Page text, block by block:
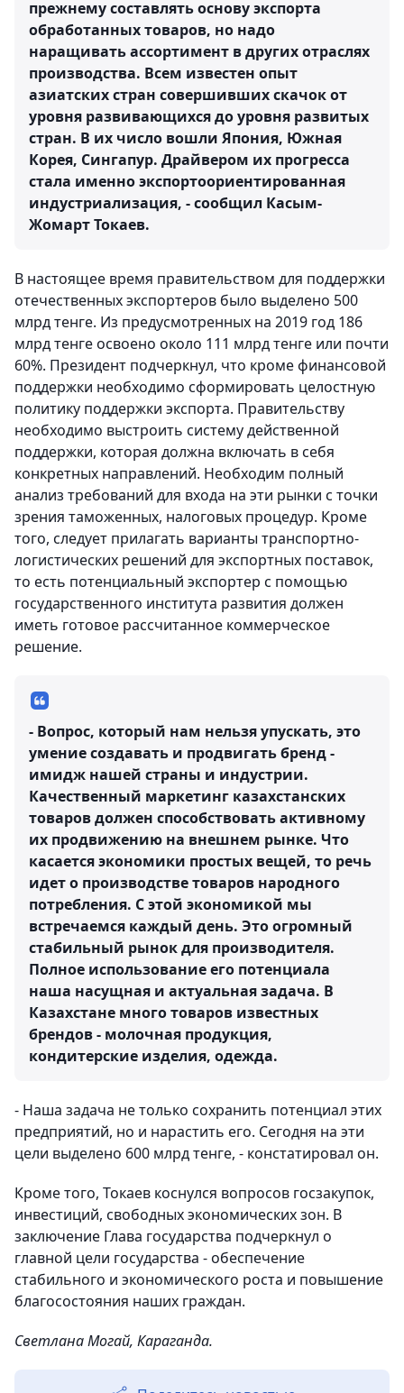
прежнему составлять основу экспорта
обработанных товаров, но надо
наращивать ассортимент в других отраслях
производства. Всем известен опыт
азиатских стран совершивших скачок от
уровня развивающихся до уровня развитых
стран. В их число вошли Япония, Южная
Корея, Сингапур. Драйвером их прогресса
стала именно экспортоориентированная
индустриализация, - сообщил Касым-
Жомарт Токаев.
В настоящее время правительством для поддержки
отечественных экспортеров было выделено 500
млрд тенге. Из предусмотренных на 2019 год 186
млрд тенге освоено около 111 млрд тенге или почти
60%. Президент подчеркнул, что кроме финансовой
поддержки необходимо сформировать целостную
политику поддержки экспорта. Правительству
необходимо выстроить систему действенной
поддержки, которая должна включать в себя
конкретных направлений. Необходим полный
анализ требований для входа на эти рынки с точки
зрения таможенных, налоговых процедур. Кроме
того, следует прилагать варианты транспортно-
логистических решений для экспортных поставок,
то есть потенциальный экспортер с помощью
государственного института развития должен
иметь готовое рассчитанное коммерческое
решение.
- Вопрос, который нам нельзя упускать, это
умение создавать и продвигать бренд -
имидж нашей страны и индустрии.
Качественный маркетинг казахстанских
товаров должен способствовать активному
их продвижению на внешнем рынке. Что
касается экономики простых вещей, то речь
идет о производстве товаров народного
потребления. С этой экономикой мы
встречаемся каждый день. Это огромный
стабильный рынок для производителя.
Полное использование его потенциала
наша насущная и актуальная задача. В
Казахстане много товаров известных
брендов - молочная продукция,
кондитерские изделия, одежда.
- Наша задача не только сохранить потенциал этих
предприятий, но и нарастить его. Сегодня на эти
цели выделено 600 млрд тенге, - констатировал он.
Кроме того, Токаев коснулся вопросов госзакупок,
инвестиций, свободных экономических зон. В
заключение Глава государства подчеркнул о
главной цели государства - обеспечение
стабильного и экономического роста и повышение
благосостояния наших граждан.
Светлана Могай, Караганда.